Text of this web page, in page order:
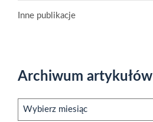
Inne publikacje
Archiwum artykułów
Archiwum